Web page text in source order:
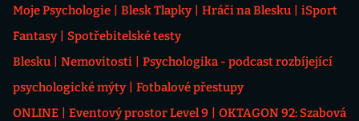
Moje Psychologie Blesk Tlapky Hráči na Blesku
iSport
Fantasy
Spotřebitelské testy
Blesku
Nemovitosti
Psychologika - podcast rozbíjející
psychologické mýty
Fotbalové přestupy
ONLINE
Eventový prostor Level 9
OKTAGON 92: Szabová